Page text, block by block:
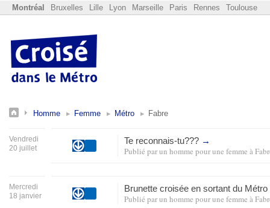
Montréal Bruxelles Lille Lyon Marseille Paris Rennes Toulouse
Homme Femme Métro Fabre
Vendredi
20 juillet
Te reconnais-tu??? →
Publié parun homme pour une femme à
Mercredi
18 janvier
Brunette croisée en sortant du
Publié parun homme pour une femme à